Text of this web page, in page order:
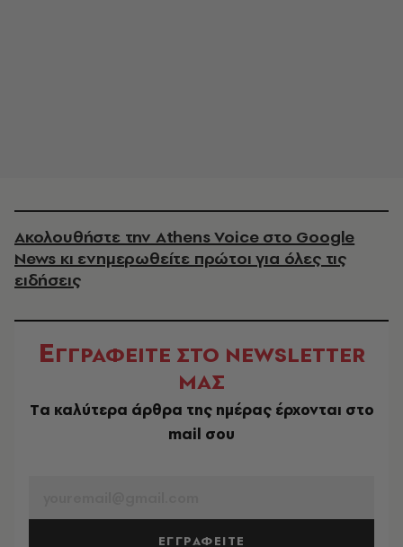
Ακολουθήστε την Athens Voice στο Google
News κι ενημερωθείτε πρώτοι για όλες τις
ειδήσεις
ΕΓΓΡΑΦΕΙΤΕ ΣΤΟ NEWSLETTER
ΜΑΣ
Tα καλύτερα άρθρα της ημέρας έρχονται στο
mail σου
ΕΓΓΡΑΦΕΙΤΕ